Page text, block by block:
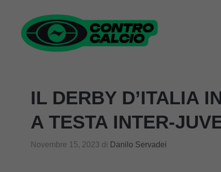
contenuto
IL DERBY D’ITALIA
A TESTA INTER-
Novembre 15, 2023 di Danilo Servadei